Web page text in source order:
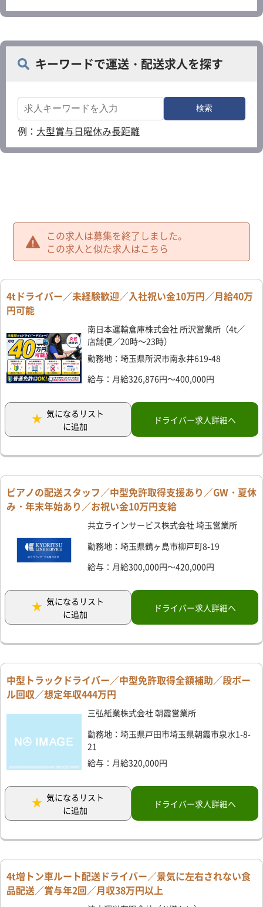
キーワードで運送・配送求人を探す
例： 大型賞与日曜休み長距離
この求人は募集を終了しました。
この求人と似た求人はこちら
4tドライバー／未経験歓迎／入社祝い金10万円／月給40万
円可能
南日本運輸倉庫株式会社 所沢営業所（4t／
店舗便／20時～23時）
勤務地：埼玉県所沢市南永井619-48
給与：月給326,876円～400,000円
気になるリスト
に追加
ドライバー求人詳細へ
ピアノの配送スタッフ／中型免許取得支援あり／GW・夏休
み・年末年始あり／お祝い金10万円支給
共立ラインサービス株式会社 埼玉営業所
勤務地：埼玉県鶴ヶ島市柳戸町8-19
給与：月給300,000円～420,000円
気になるリスト
に追加
ドライバー求人詳細へ
中型トラックドライバー／中型免許取得全額補助／段ボー
ル回収／想定年収444万円
三弘紙業株式会社 朝霞営業所
勤務地：埼玉県戸田市埼玉県朝霞市泉水1-8-
21
給与：月給320,000円
気になるリスト
に追加
ドライバー求人詳細へ
4t増トン車ルート配送ドライバー／景気に左右されない食
品配送／賞与年2回／月収38万円以上